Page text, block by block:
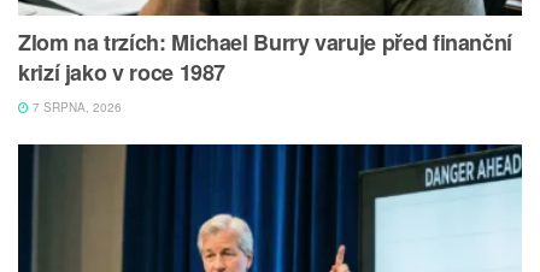
Zlom na trzích: Michael Burry varuje před finanční
krizí jako v roce 1987
7 SRPNA, 2026